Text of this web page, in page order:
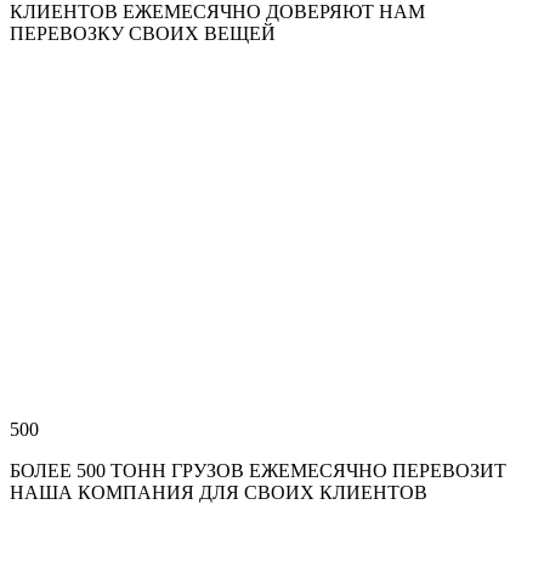
КЛИЕНТОВ ЕЖЕМЕСЯЧНО ДОВЕРЯЮТ НАМ
ПЕРЕВОЗКУ СВОИХ ВЕЩЕЙ
500
БОЛЕЕ 500 ТОНН ГРУЗОВ ЕЖЕМЕСЯЧНО ПЕРЕВОЗИТ
НАША КОМПАНИЯ ДЛЯ СВОИХ КЛИЕНТОВ